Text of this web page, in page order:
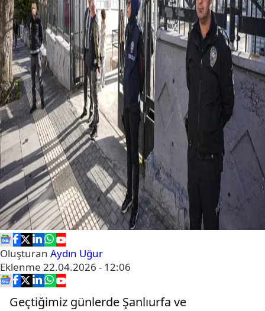
Oluşturan Aydın Uğur
Eklenme 22.04.2026 - 12:06
Geçtiğimiz günlerde Şanlıurfa ve